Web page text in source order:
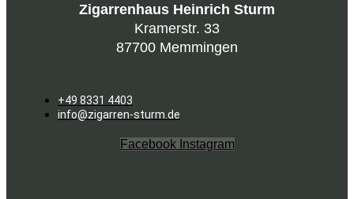
Zigarrenhaus Heinrich Sturm
Kramerstr. 33
87700 Memmingen
+49 8331 4403
info@zigarren-sturm.de
Facebook Instagram